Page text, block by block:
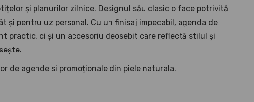
și planurilor zilnice. Designul său clasic o face potrivită
și pentru uz personal. Cu un finisaj impecabil, agenda de
practic, ci și un accesoriu deosebit care reflectă stilul și
de agende si promoționale din piele naturala.